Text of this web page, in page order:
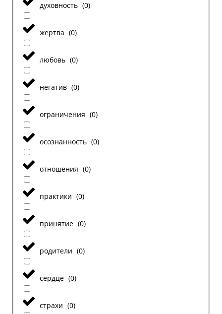
духовность (0)
жертва (0)
любовь (0)
негатив (0)
ограничения (0)
осознанность (0)
отношения (0)
практики (0)
принятие (0)
родители (0)
сердце (0)
страхи (0)